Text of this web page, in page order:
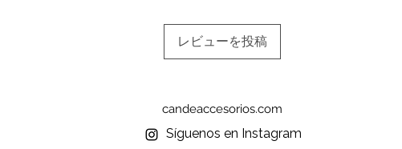
レビューを投稿
candeaccesorios.com
Síguenos en Instagram